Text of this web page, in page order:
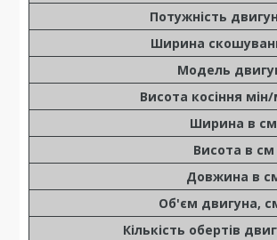
Потужність
Ширина
Модель
Висота косіння
Ширина в см
Висота в см
Довжина в
Об'єм двигуна,
Кількість обертів